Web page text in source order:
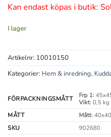
Kan endast köpas i butik:
I lager
Artikelnr: 10010150
Kategorier: Hem & inredning,
FÖRPACKNINGSMÅTT Frp 1:
Vikt:0,5 kg
MÅTT
Mått:40x40
SKU
902680